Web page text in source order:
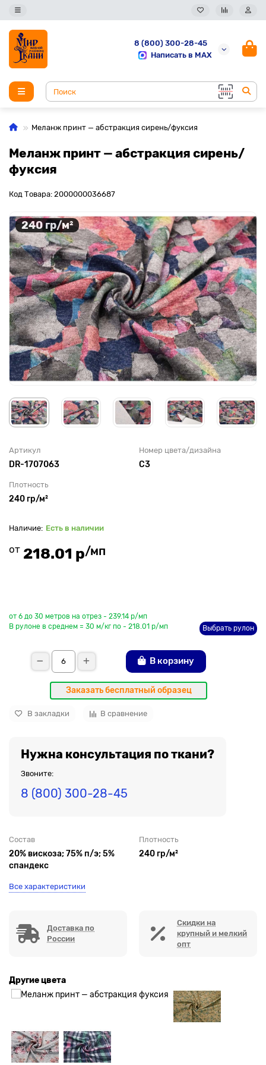
8 (800) 300-28-45
Написать в MAX
Меланж принт — абстракция сирень/фуксия
Меланж принт — абстракция сирень/
фуксия
Код Товара: 2000000036687
240 гр/м²
Артикул
DR-1707063
Номер цвета/дизайна
С3
Плотность
240 гр/м²
Есть в наличии
от 218.01 р/мп
от 6 до 30 метров на отрез - 239.14 р/мп
В рулоне в среднем = 30 м/кг по - 218.01 р/мп
Выбрать рулон
В корзину
Заказать бесплатный образец
В закладки В сравнение
Нужна консультация по ткани?
Звоните:
8 (800) 300-28-45
Состав
20% вискоза; 75% п/э; 5%
спандекс
Плотность
240 гр/м²
Все характеристики
Доставка по
России
Скидки на
крупный и мелкий
опт
Другие цвета